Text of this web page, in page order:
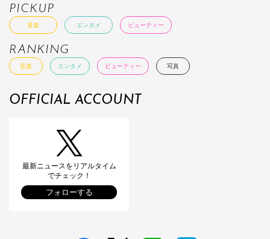
PICKUP
音楽 エンタメ ビューティー
RANKING
音楽 エンタメ ビューティー 写真
OFFICIAL ACCOUNT
最新ニュースをリアルタイム
でチェック！
フォローする